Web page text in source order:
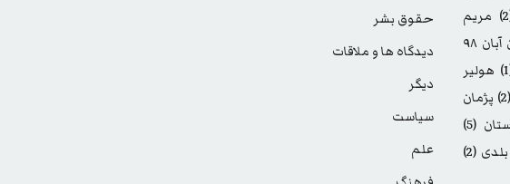
مریم
۹۸
هولیر
(2)
پژمان
(5)
بلدی (2)
حقوق بشر
دیدگاه ها و ملاقات
دیگر
سیاست
علم